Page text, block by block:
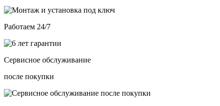
Работаем 24/7
Сервисное обслуживание
после покупки